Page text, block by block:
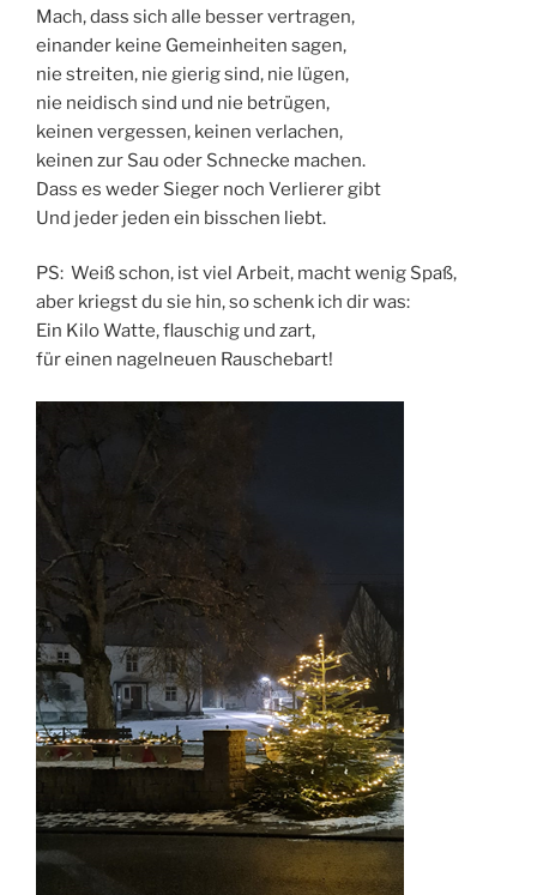
Mach, dass sich alle besser vertragen,
einander keine Gemeinheiten sagen,
nie streiten, nie gierig sind, nie lügen,
nie neidisch sind und nie betrügen,
keinen vergessen, keinen verlachen,
keinen zur Sau oder Schnecke machen.
Dass es weder Sieger noch Verlierer gibt
Und jeder jeden ein bisschen liebt.
PS: Weiß schon, ist viel Arbeit, macht wenig Spaß,
aber kriegst du sie hin, so schenk ich dir was:
Ein Kilo Watte, flauschig und zart,
für einen nagelneuen Rauschebart!